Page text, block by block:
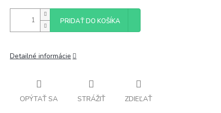
PRIDAŤ DO KOŠÍKA
Detailné informácie
OPÝTAŤ SA STRÁŽIŤ ZDIEĽAŤ